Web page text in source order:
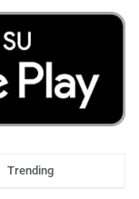
Trending